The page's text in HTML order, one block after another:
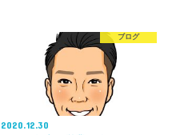
ブログ
2020.12.30